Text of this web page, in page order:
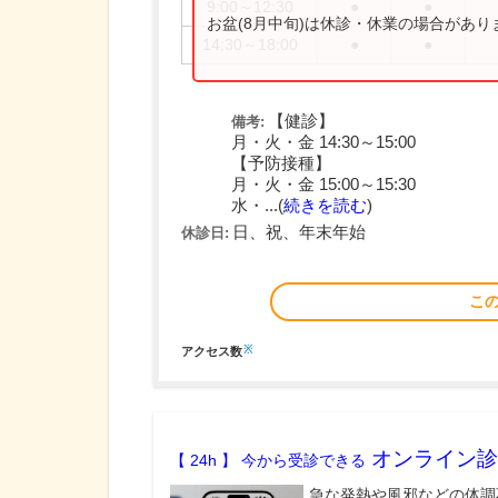
お盆(8月中旬)は休診・休業の場合があ
備考:
【健診】
月・火・金 14:30～15:00
【予防接種】
月・火・金 15:00～15:30
水・...(続きを読む)
休診日: 日、祝、年末年始
こ
アクセス数※
【 24h 】 今から受診できる オンライン